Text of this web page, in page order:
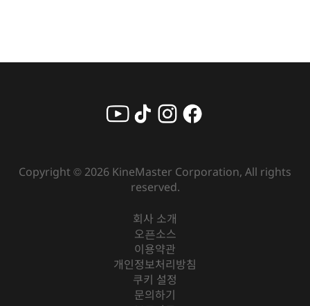
Copyright © 2026 KineMaster Corporation, All rights
reserved.
회사 소개
오픈소스
이용약관
개인정보처리방침
쿠키 설정
문의하기